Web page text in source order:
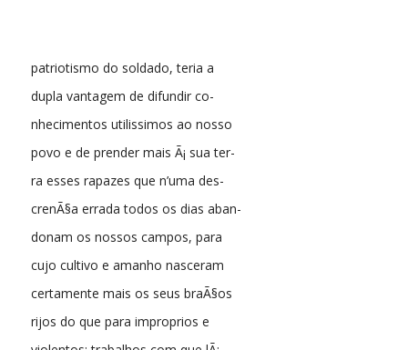
patriotismo do soldado, teria a
dupla vantagem de difundir co-
nhecimentos utilissimos ao nosso
povo e de prender mais Ã¡ sua ter-
ra esses rapazes que n’uma des-
crenÃ§a errada todos os dias aban-
donam os nossos campos, para
cujo cultivo e amanho nasceram
certamente mais os seus braÃ§os
rijos do que para improprios e